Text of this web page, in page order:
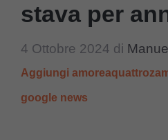
stava per
4 Ottobre 2024 di
Aggiungi
google news